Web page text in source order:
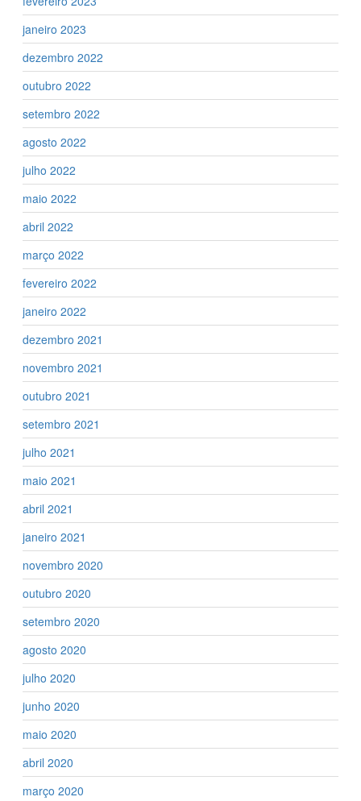
janeiro 2023
dezembro 2022
outubro 2022
setembro 2022
agosto 2022
julho 2022
maio 2022
abril 2022
março 2022
fevereiro 2022
janeiro 2022
dezembro 2021
novembro 2021
outubro 2021
setembro 2021
julho 2021
maio 2021
abril 2021
janeiro 2021
novembro 2020
outubro 2020
setembro 2020
agosto 2020
julho 2020
junho 2020
maio 2020
abril 2020
março 2020